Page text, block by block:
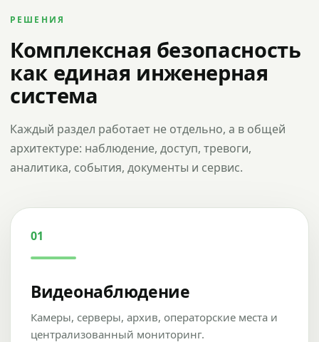
РЕШЕНИЯ
Комплексная безопасность
как единая инженерная
система
Каждый раздел работает не отдельно, а в общей
архитектуре: наблюдение, доступ, тревоги,
аналитика, события, документы и сервис.
01
Видеонаблюдение
Камеры, серверы, архив, операторские места и
централизованный мониторинг.